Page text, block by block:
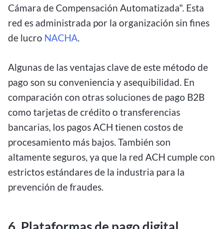
Cámara de Compensación Automatizada". Esta
red es administrada por la organización sin fines
de lucro NACHA.
Algunas de las ventajas clave de este método de
pago son su conveniencia y asequibilidad. En
comparación con otras soluciones de pago B2B
como tarjetas de crédito o transferencias
bancarias, los pagos ACH tienen costos de
procesamiento más bajos. También son
altamente seguros, ya que la red ACH cumple con
estrictos estándares de la industria para la
prevención de fraudes.